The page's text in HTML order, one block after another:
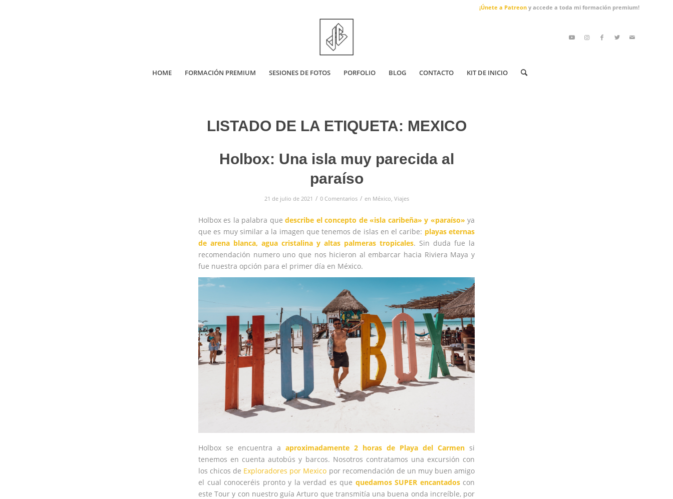
¡Únete a Patreon y accede a toda mi formación premium!
HOME FORMACIÓN PREMIUM SESIONES DE FOTOS PORFOLIO BLOG CONTACTO KIT DE INICIO
LISTADO DE LA ETIQUETA: MEXICO
Holbox: Una isla muy parecida al
paraíso
21 de julio de 2021 / 0 Comentarios / en México, Viajes
Holbox es la palabra quedescribe el concepto de «isla caribeña» y «paraíso» ya
que es muy similar a la imagen que tenemos de islas en el caribe: playas eternas
de arena blanca, agua cristalina y altas palmeras tropicales. Sin duda fue la
recomendación numero uno que nos hicieron al embarcar hacia Riviera Maya y
fue nuestra opción para el primer día en México.
Holbox se encuentra a aproximadamente 2 horas de Playa del Carmen si
tenemos en cuenta autobús y barcos. Nosotros contratamos una excursión con
los chicos de Exploradores por Mexico por recomendación de un muy buen amigo
el cual conoceréis pronto y la verdad es que quedamos SUPER encantadoscon
este Tour y con nuestro guía Arturo que transmitía una buena onda increíble, por